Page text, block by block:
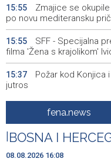
15:55
Zmajice se
po novu mediteransku
15:55
SFF - Specijalna
filma 'Žena s krajolikom'
15:37
Požar kod Konjica
jutros
Dokumentarac
City Festu u Niškoj Banji
15:09
Konjic ugostio 23
Međunarodnom festivalu
fena.news
BOSNA I
08.08.2026 16:08